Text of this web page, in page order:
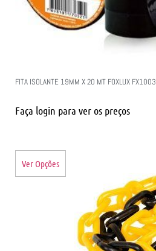
FITA ISOLANTE 19MM X 20 MT FOXLUX FX1003
Faça login para ver os preços
Ver Opções